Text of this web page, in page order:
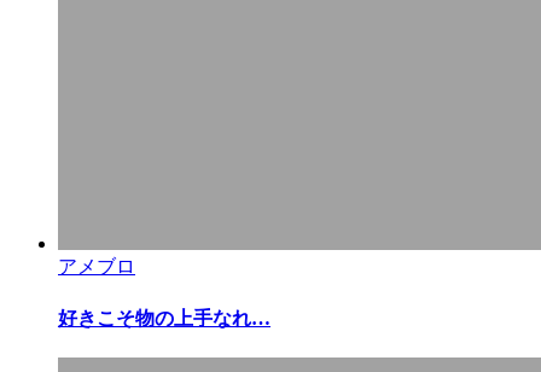
アメブロ
好きこそ物の上手なれ…